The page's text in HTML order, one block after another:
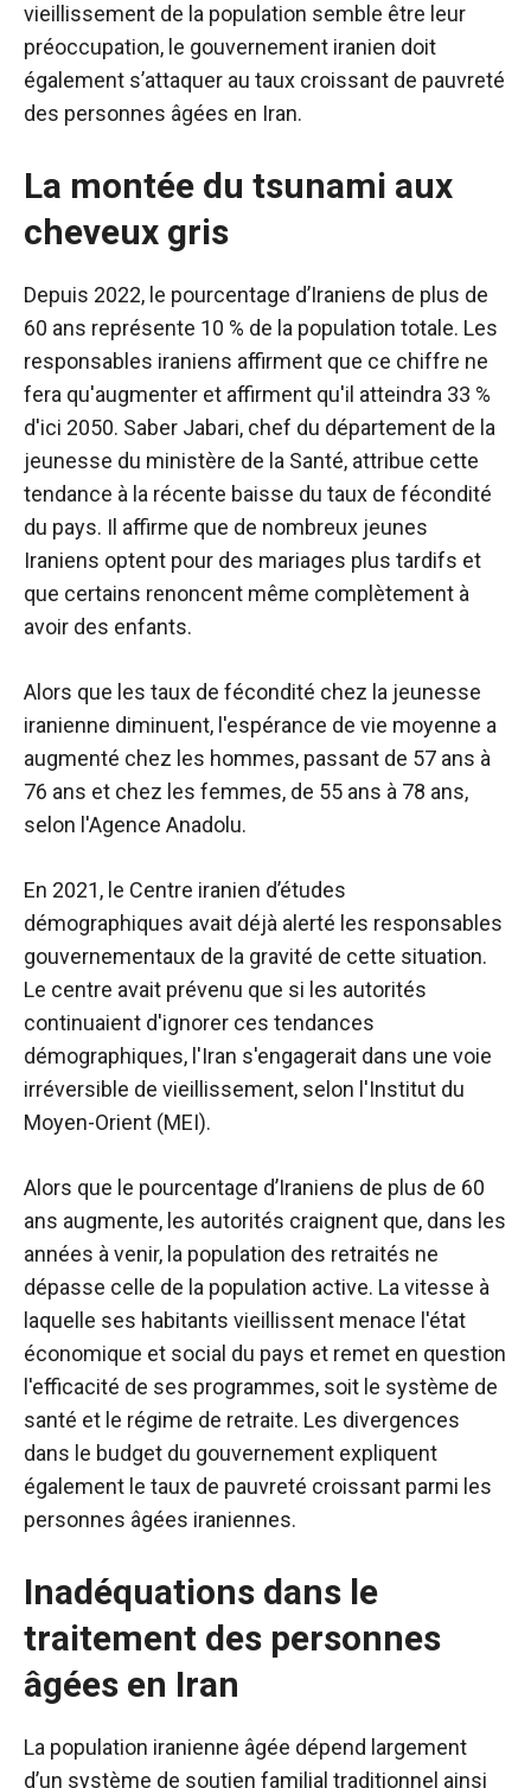
vieillissement de la population semble être leur
préoccupation, le gouvernement iranien doit
également s’attaquer au taux croissant de pauvreté
des personnes âgées en Iran.
La montée du tsunami aux
cheveux gris
Depuis 2022, le pourcentage d’Iraniens de plus de
60 ans représente 10 % de la population totale. Les
responsables iraniens affirment que ce chiffre ne
fera qu'augmenter et affirment qu'il atteindra 33 %
d'ici 2050. Saber Jabari, chef du département de la
jeunesse du ministère de la Santé, attribue cette
tendance à la récente baisse du taux de fécondité
du pays. Il affirme que de nombreux jeunes
Iraniens optent pour des mariages plus tardifs et
que certains renoncent même complètement à
avoir des enfants.
Alors que les taux de fécondité chez la jeunesse
iranienne diminuent, l'espérance de vie moyenne a
augmenté chez les hommes, passant de 57 ans à
76 ans et chez les femmes, de 55 ans à 78 ans,
selon l'Agence Anadolu.
En 2021, le Centre iranien d’études
démographiques avait déjà alerté les responsables
gouvernementaux de la gravité de cette situation.
Le centre avait prévenu que si les autorités
continuaient d'ignorer ces tendances
démographiques, l'Iran s'engagerait dans une voie
irréversible de vieillissement, selon l'Institut du
Moyen-Orient (MEI).
Alors que le pourcentage d’Iraniens de plus de 60
ans augmente, les autorités craignent que, dans les
années à venir, la population des retraités ne
dépasse celle de la population active. La vitesse à
laquelle ses habitants vieillissent menace l'état
économique et social du pays et remet en question
l'efficacité de ses programmes, soit le système de
santé et le régime de retraite. Les divergences
dans le budget du gouvernement expliquent
également le taux de pauvreté croissant parmi les
personnes âgées iraniennes.
Inadéquations dans le
traitement des personnes
âgées en Iran
La population iranienne âgée dépend largement
d’un système de soutien familial traditionnel ainsi